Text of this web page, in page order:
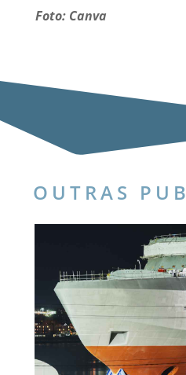
Foto: Canva
OUTRAS